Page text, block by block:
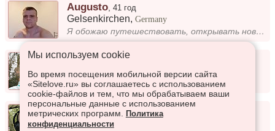
Augusto ,41 год
Gelsenkirchen,Germany
Я обожаю путешествовать, открывать новые места и погружаться в культуру разных регионов. Для меня каждый поезд — это воз...
Nikolai ,40 лет
Xanten,Germany
Gut
Seymur,30 лет
Düsseldorf
Мы используем сookie
Во время посещения мобильной версии сайта
«Sitelove.ru» вы соглашаетесь с использованием
cookie-файлов и тем, что мы обрабатываем ваши
персональные данные с использованием
метрических программ.
Политика
конфиденциальности